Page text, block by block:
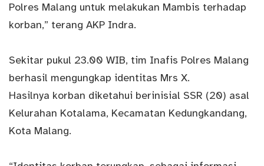
Polres Malang untuk melakukan Mambis terhadap
korban,” terang AKP Indra.
Sekitar pukul 23.00 WIB, tim Inafis Polres Malang
berhasil mengungkap identitas Mrs X.
Hasilnya korban diketahui berinisial SSR (20) asal
Kelurahan Kotalama, Kecamatan Kedungkandang,
Kota Malang.